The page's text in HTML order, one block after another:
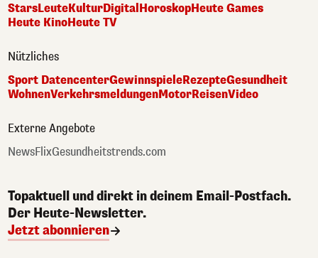
StarsLeuteKulturDigital HoroskopHeute Games
Heute KinoHeute TV
Nützliches
Sport DatencenterGewinnspieleRezepteGesundheit
WohnenVerkehrsmeldungenMotorReisenVideo
Externe Angebote
NewsFlixGesundheitstrends.com
Topaktuell und direkt in deinem Email-Postfach.
Der Heute-Newsletter.
Jetzt abonnieren